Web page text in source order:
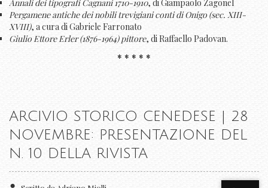
Annali dei tipografi Cagnani 1710-1910, di Giampaolo Zagonel
Pergamene antiche dei nobili trevigiani conti di Onigo (sec. XIII-
XVIII), a cura di Gabriele Farronato
Giulio Ettore Erler (1876-1964) pittore, di Raffaello Padovan.
* * * * *
ARCIVIO STORICO CENEDESE | 28
NOVEMBRE: PRESENTAZIONE DEL
N. 10 DELLA RIVISTA